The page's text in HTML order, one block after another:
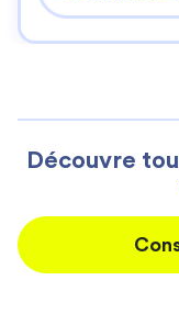
Découvre